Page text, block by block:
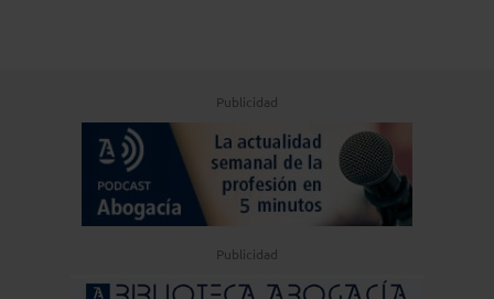
Publicidad
Publicidad